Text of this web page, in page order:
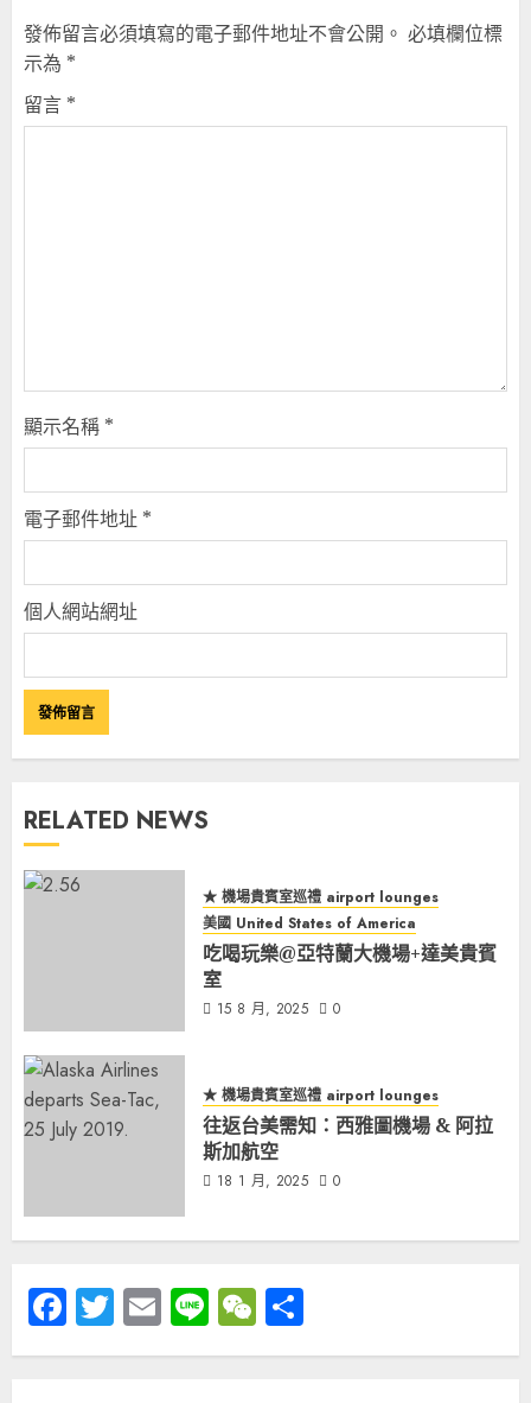
發佈留言必須填寫的電子郵件地址不會公開。 必填欄位標
示為 *
留言 *
顯示名稱 *
電子郵件地址 *
個人網站網址
RELATED NEWS
★ 機場貴賓室巡禮 airport lounges
美國 United States of America
吃喝玩樂@亞特蘭大機場+達美貴賓
室
15 8 月, 2025 0
★ 機場貴賓室巡禮 airport lounges
往返台美需知：西雅圖機場 & 阿拉
斯加航空
18 1 月, 2025 0
Facebook
Twitter
Email
LineWeChat
享